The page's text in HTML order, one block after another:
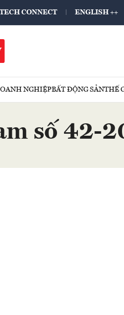
TECH CONNECT ENGLISH ++
NGHIỆPBẤT ĐỘNG SẢNTHẾ
số 42-